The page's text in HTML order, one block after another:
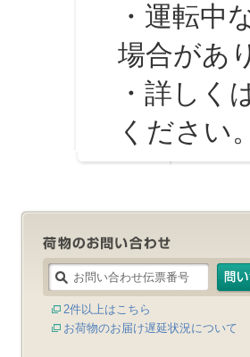
・運転中
場合があ
・詳しく
ください。
2件以上はこちら
お荷物のお届け遅延状況について